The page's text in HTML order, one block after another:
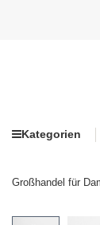
Kategorien
Großhandel für